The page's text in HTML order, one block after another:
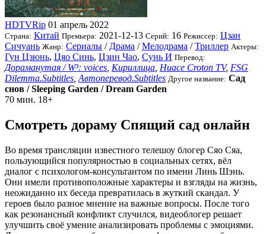
HDTVRip 01 апрель 2022
Страна: Китай Премьера: 2021-12-13 Серий: 16 Режиссер: Цзан
Сичуань Жанр: Сериалы / Драма /Мелодрама /Триллер Актеры:
Гун Цзюнь, Цяо Синь, Цзин Чао, Сунь И Перевод:
Дораманутая / W³: voices Кириллица Huace Croton TV, FSG
Dilemma.Subtitles Автоперевод.Subtitles Другое название: Сад
снов / Sleeping Garden / Dream Garden
70 мин. 18+
Смотреть дораму Спящий сад онлайн
Во время трансляции известного телешоу блогер Сяо Сяа,
пользующийся популярностью в социальных сетях, вёл
диалог с психологом-консультантом по имени Линь Шэнь.
Они имели противоположные характеры и взгляды на жизнь,
неожиданно их беседа превратилась в жуткий скандал. У
героев было разное мнение на важные вопросы. После того
как резонансный конфликт случился, видеоблогер решает
улучшить своё умение анализировать проблемы с эмоциями.